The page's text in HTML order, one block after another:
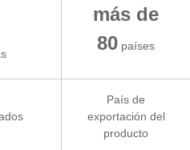
más de
80 países
País de
exportación del
producto